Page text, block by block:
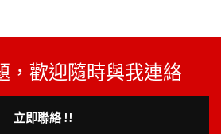
，歡迎隨時與我連絡
立即聯絡 !!